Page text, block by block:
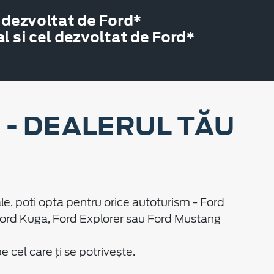
de Ford*
si cel dezvoltat de Ford*
DEALERUL TĂU
poti opta pentru orice autoturism - Ford
Kuga, Ford Explorer sau Ford Mustang
cel care ți se potrivește.